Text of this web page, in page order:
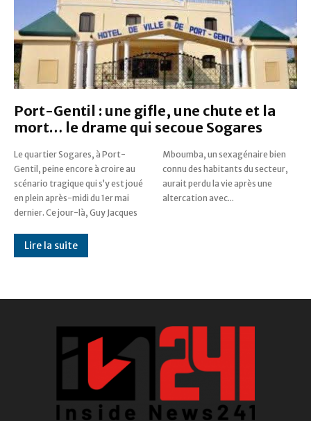
Port-Gentil : une gifle, une chute et la
mort… le drame qui secoue Sogares
Le quartier Sogares, à Port-
Gentil, peine encore à croire au
scénario tragique qui s’y est joué
en plein après-midi du 1er mai
dernier. Ce jour-là, Guy Jacques
Mboumba, un sexagénaire bien
connu des habitants du secteur,
aurait perdu la vie après une
altercation avec...
Lire la suite